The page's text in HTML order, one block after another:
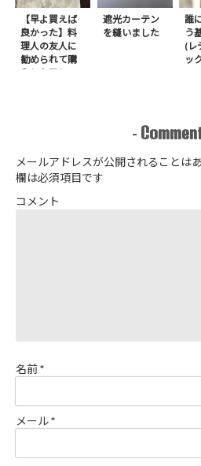
【早よ買えば
良かった】料
理人の友人に
勧められて購
入したアレ
遮光カーテン
を縫いました
誰
う
(レ
ッ
ア
ッ
-
メールアドレスが公開されることは
欄は必須項目です
コメント
名前*
メール*